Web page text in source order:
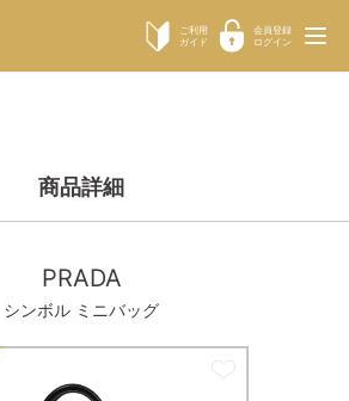
ご利用
ガイド
会員登録
ログイン
商品詳細
PRADA
シンボル ミニバッグ